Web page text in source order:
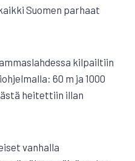
Suomen parhaat
kilpailtiin
60 m ja 1000
heitettiin illan
vanhalla